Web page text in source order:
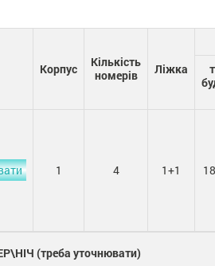
Корпус
Кількість
номерів
Ліжка
1 4 1+1
(треба уточнювати)